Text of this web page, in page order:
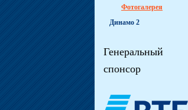
Фотогалерея
Динамо 2
Генеральный
спонсор